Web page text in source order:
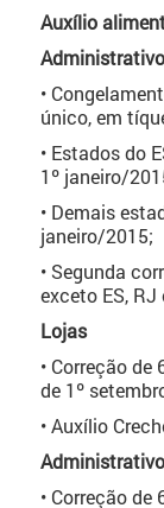
Auxílio
Administrativo
•
único, em
• Estados do
1º janeiro/
• Demais
janeiro/2015;
• Segunda
exceto ES, RJ
Lojas
• Correção
de 1º
• Auxílio
• Correção